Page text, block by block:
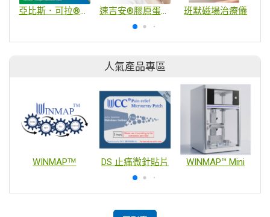
亞比斯．可拉®膠原蛋白眼角膜基質 速吉安®膠原蛋白傷口敷料 班默磁場治療儀
人氣產品專區
WINMAPᵀᴹ DS 止痛微針貼片 WINMAP™ Mini